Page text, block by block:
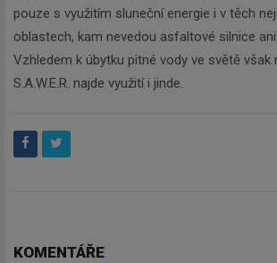
pouze s využitím sluneční energie i v těch
oblastech, kam nevedou asfaltové silnice
Vzhledem k úbytku pitné vody ve světě však
S.A.W.E.R. najde využití i jinde.
KOMENTÁŘE